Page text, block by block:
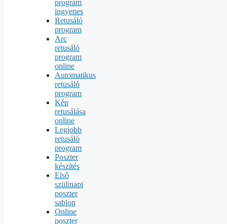
program
ingyenes
Retusáló
program
Arc
retusáló
program
online
Automatikus
retusáló
program
Kép
retusálása
online
Legjobb
retusáló
program
Poszter
készítés
Első
szülinapi
poszter
sablon
Online
poszter